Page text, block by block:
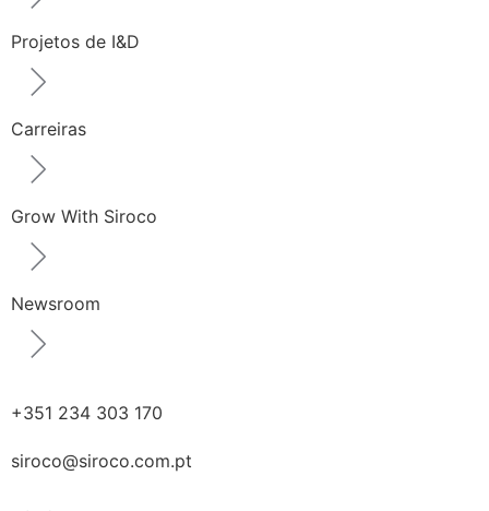
Projetos de I&D
Carreiras
Grow With Siroco
Newsroom
+351 234 303 170
siroco@siroco.com.pt